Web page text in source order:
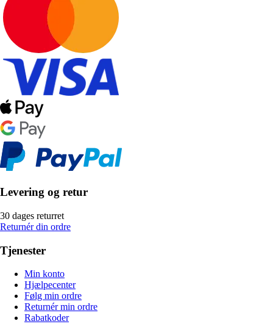
Levering og retur
30 dages returret
Returnér din ordre
Tjenester
Min konto
Hjælpecenter
Følg min ordre
Returnér min ordre
Rabatkoder